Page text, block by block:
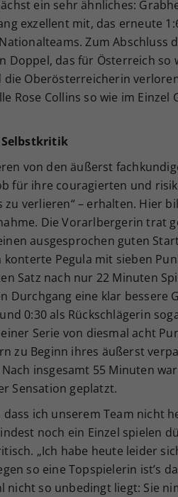
ein sehr ähnliches:
exzellent mit, das erneute
Zum Abschluss
Doppel, das für Österreich so
Oberösterreicherin
Rose Collins so wie im Einzel
Selbstkritik
von den äußerst
für ihre couragierten und
verlieren“ – erhalten. Hier
Die Vorarlbergerin trat
ausgesprochen guten
Pegula mit sieben
Satz nach nur 22 Minuten
Durchgang eine klar bessere
0:30 als Rückschlägerin
Serie von diesmal acht
zu Beginn ihres äußerst
insgesamt 55 Minuten
Sensation geplatzt.
ich unserem Team nicht
noch ein Einzel spielen
„Ich habe heute leider
so eine Topspielerin ist’s
nicht so unbedingt liegt: Sie